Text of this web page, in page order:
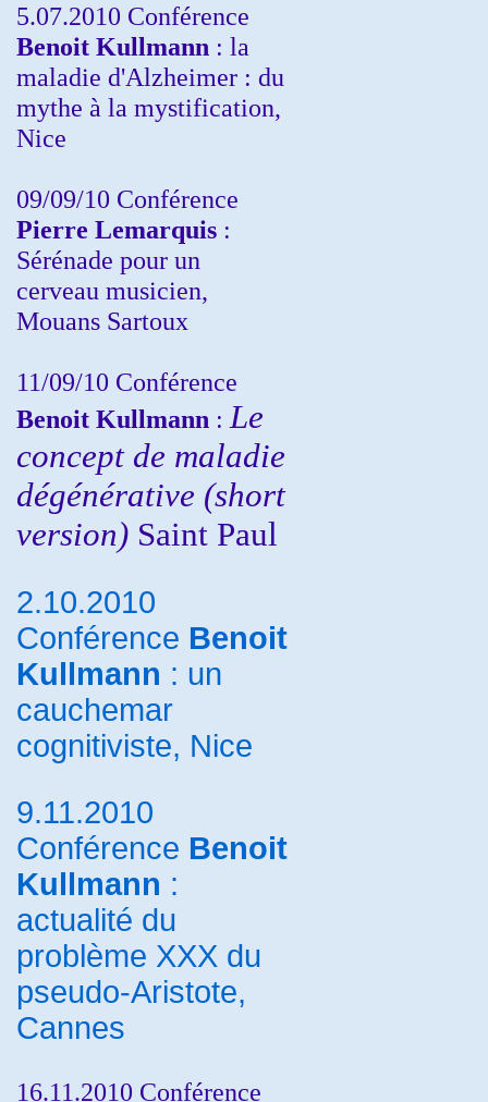
5.07.2010 Conférence
Benoit Kullmann : la
maladie d'Alzheimer : du
mythe à la mystification,
Nice
09/09/10 Conférence
Pierre Lemarquis :
Sérénade pour un
cerveau musicien,
Mouans Sartoux
11/09/10 Conférence
Benoit Kullmann : Le
concept de maladie
dégénérative (short
version) Saint Paul
2.10.2010
Conférence Benoit
Kullmann : un
cauchemar
cognitiviste, Nice
9.11.2010
Conférence Benoit
Kullmann :
actualité du
problème XXX du
pseudo-Aristote,
Cannes
16.11.2010 Conférence